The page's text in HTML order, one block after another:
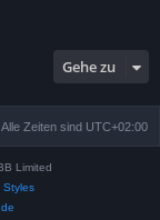
Gehe zu
Alle Zeiten sind UTC+02:00
Limited
Styles